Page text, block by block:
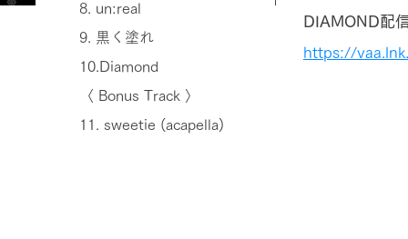
8. un:real
9. 黒く塗れ
10.Diamond
〈 Bonus Track 〉
11. sweetie (acapella)
DIAMOND配
https://